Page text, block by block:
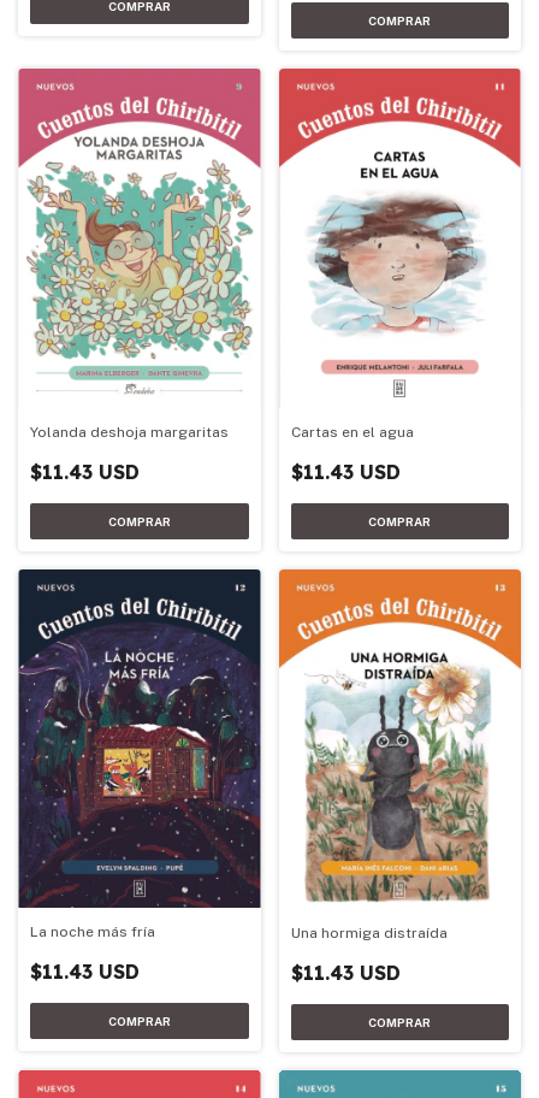
Yolanda deshoja margaritas
$11.43 USD
Cartas en el agua
$11.43 USD
La noche más fría
$11.43 USD
Una hormiga distraída
$11.43 USD